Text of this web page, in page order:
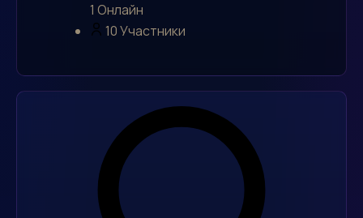
1 Онлайн
10Участники